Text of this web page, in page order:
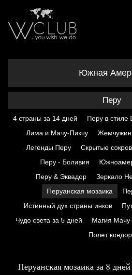
Южная
Перу
4 страны за 14 дней Перу в стиле
Лима и Мачу-Пикчу
Легенды Перу
Скрытые
Перу - Боливия
Перу & Эквадор
Зеркало
Перуанская мозаика
Истинный дух страны инков
Чудо света за 5 дней
Магия
Полет
Перуанская мозаика за 8 дней